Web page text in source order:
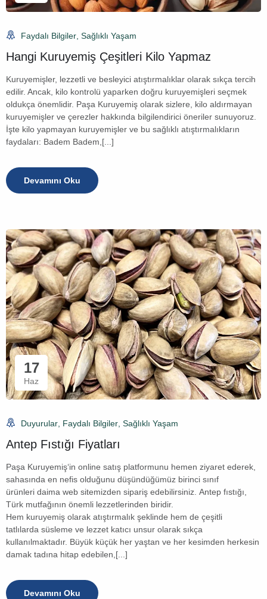
Faydalı Bilgiler, Sağlıklı Yaşam
Hangi Kuruyemiş Çeşitleri Kilo Yapmaz
Kuruyemişler, lezzetli ve besleyici atıştırmalıklar olarak sıkça tercih
edilir. Ancak, kilo kontrolü yaparken doğru kuruyemişleri seçmek
oldukça önemlidir. Paşa Kuruyemiş olarak sizlere, kilo aldırmayan
kuruyemişler ve çerezler hakkında bilgilendirici öneriler sunuyoruz.
İşte kilo yapmayan kuruyemişler ve bu sağlıklı atıştırmalıkların
faydaları: Badem Badem,[...]
Devamını Oku
17
Haz
Duyurular, Faydalı Bilgiler, Sağlıklı Yaşam
Antep Fıstığı Fiyatları
Paşa Kuruyemiş‘in online satış platformunu hemen ziyaret ederek,
sahasında en nefis olduğunu düşündüğümüz birinci sınıf
ürünleri daima web sitemizden sipariş edebilirsiniz. Antep fıstığı,
Türk mutfağının önemli lezzetlerinden biridir.
Hem kuruyemiş olarak atıştırmalık şeklinde hem de çeşitli
tatlılarda süsleme ve lezzet katıcı unsur olarak sıkça
kullanılmaktadır. Büyük küçük her yaştan ve her kesimden herkesin
damak tadına hitap edebilen,[...]
Devamını Oku